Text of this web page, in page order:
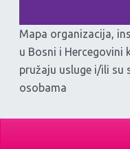
Mapa organizacija,
u Bosni i Hercegovini
pružaju usluge i/ili su
osobama